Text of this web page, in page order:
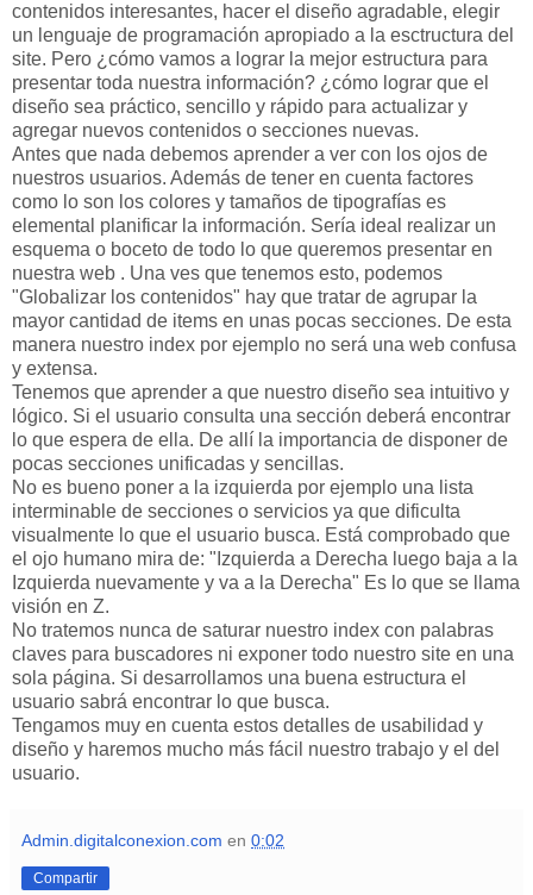
contenidos interesantes, hacer el diseño agradable, elegir
un lenguaje de programación apropiado a la esctructura del
site. Pero ¿cómo vamos a lograr la mejor estructura para
presentar toda nuestra información? ¿cómo lograr que el
diseño sea práctico, sencillo y rápido para actualizar y
agregar nuevos contenidos o secciones nuevas.
Antes que nada debemos aprender a ver con los ojos de
nuestros usuarios. Además de tener en cuenta factores
como lo son los colores y tamaños de tipografías es
elemental planificar la información. Sería ideal realizar un
esquema o boceto de todo lo que queremos presentar en
nuestra web . Una ves que tenemos esto, podemos
"Globalizar los contenidos" hay que tratar de agrupar la
mayor cantidad de items en unas pocas secciones. De esta
manera nuestro index por ejemplo no será una web confusa
y extensa.
Tenemos que aprender a que nuestro diseño sea intuitivo y
lógico. Si el usuario consulta una sección deberá encontrar
lo que espera de ella. De allí la importancia de disponer de
pocas secciones unificadas y sencillas.
No es bueno poner a la izquierda por ejemplo una lista
interminable de secciones o servicios ya que dificulta
visualmente lo que el usuario busca. Está comprobado que
el ojo humano mira de: "Izquierda a Derecha luego baja a la
Izquierda nuevamente y va a la Derecha" Es lo que se llama
visión en Z.
No tratemos nunca de saturar nuestro index con palabras
claves para buscadores ni exponer todo nuestro site en una
sola página. Si desarrollamos una buena estructura el
usuario sabrá encontrar lo que busca.
Tengamos muy en cuenta estos detalles de usabilidad y
diseño y haremos mucho más fácil nuestro trabajo y el del
usuario.
Admin.digitalconexion.com en 0:02
Compartir